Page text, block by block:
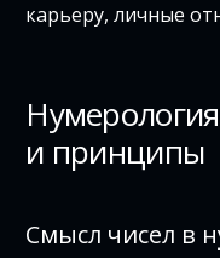
карьеру, личные
и принципы
Смысл чисел в